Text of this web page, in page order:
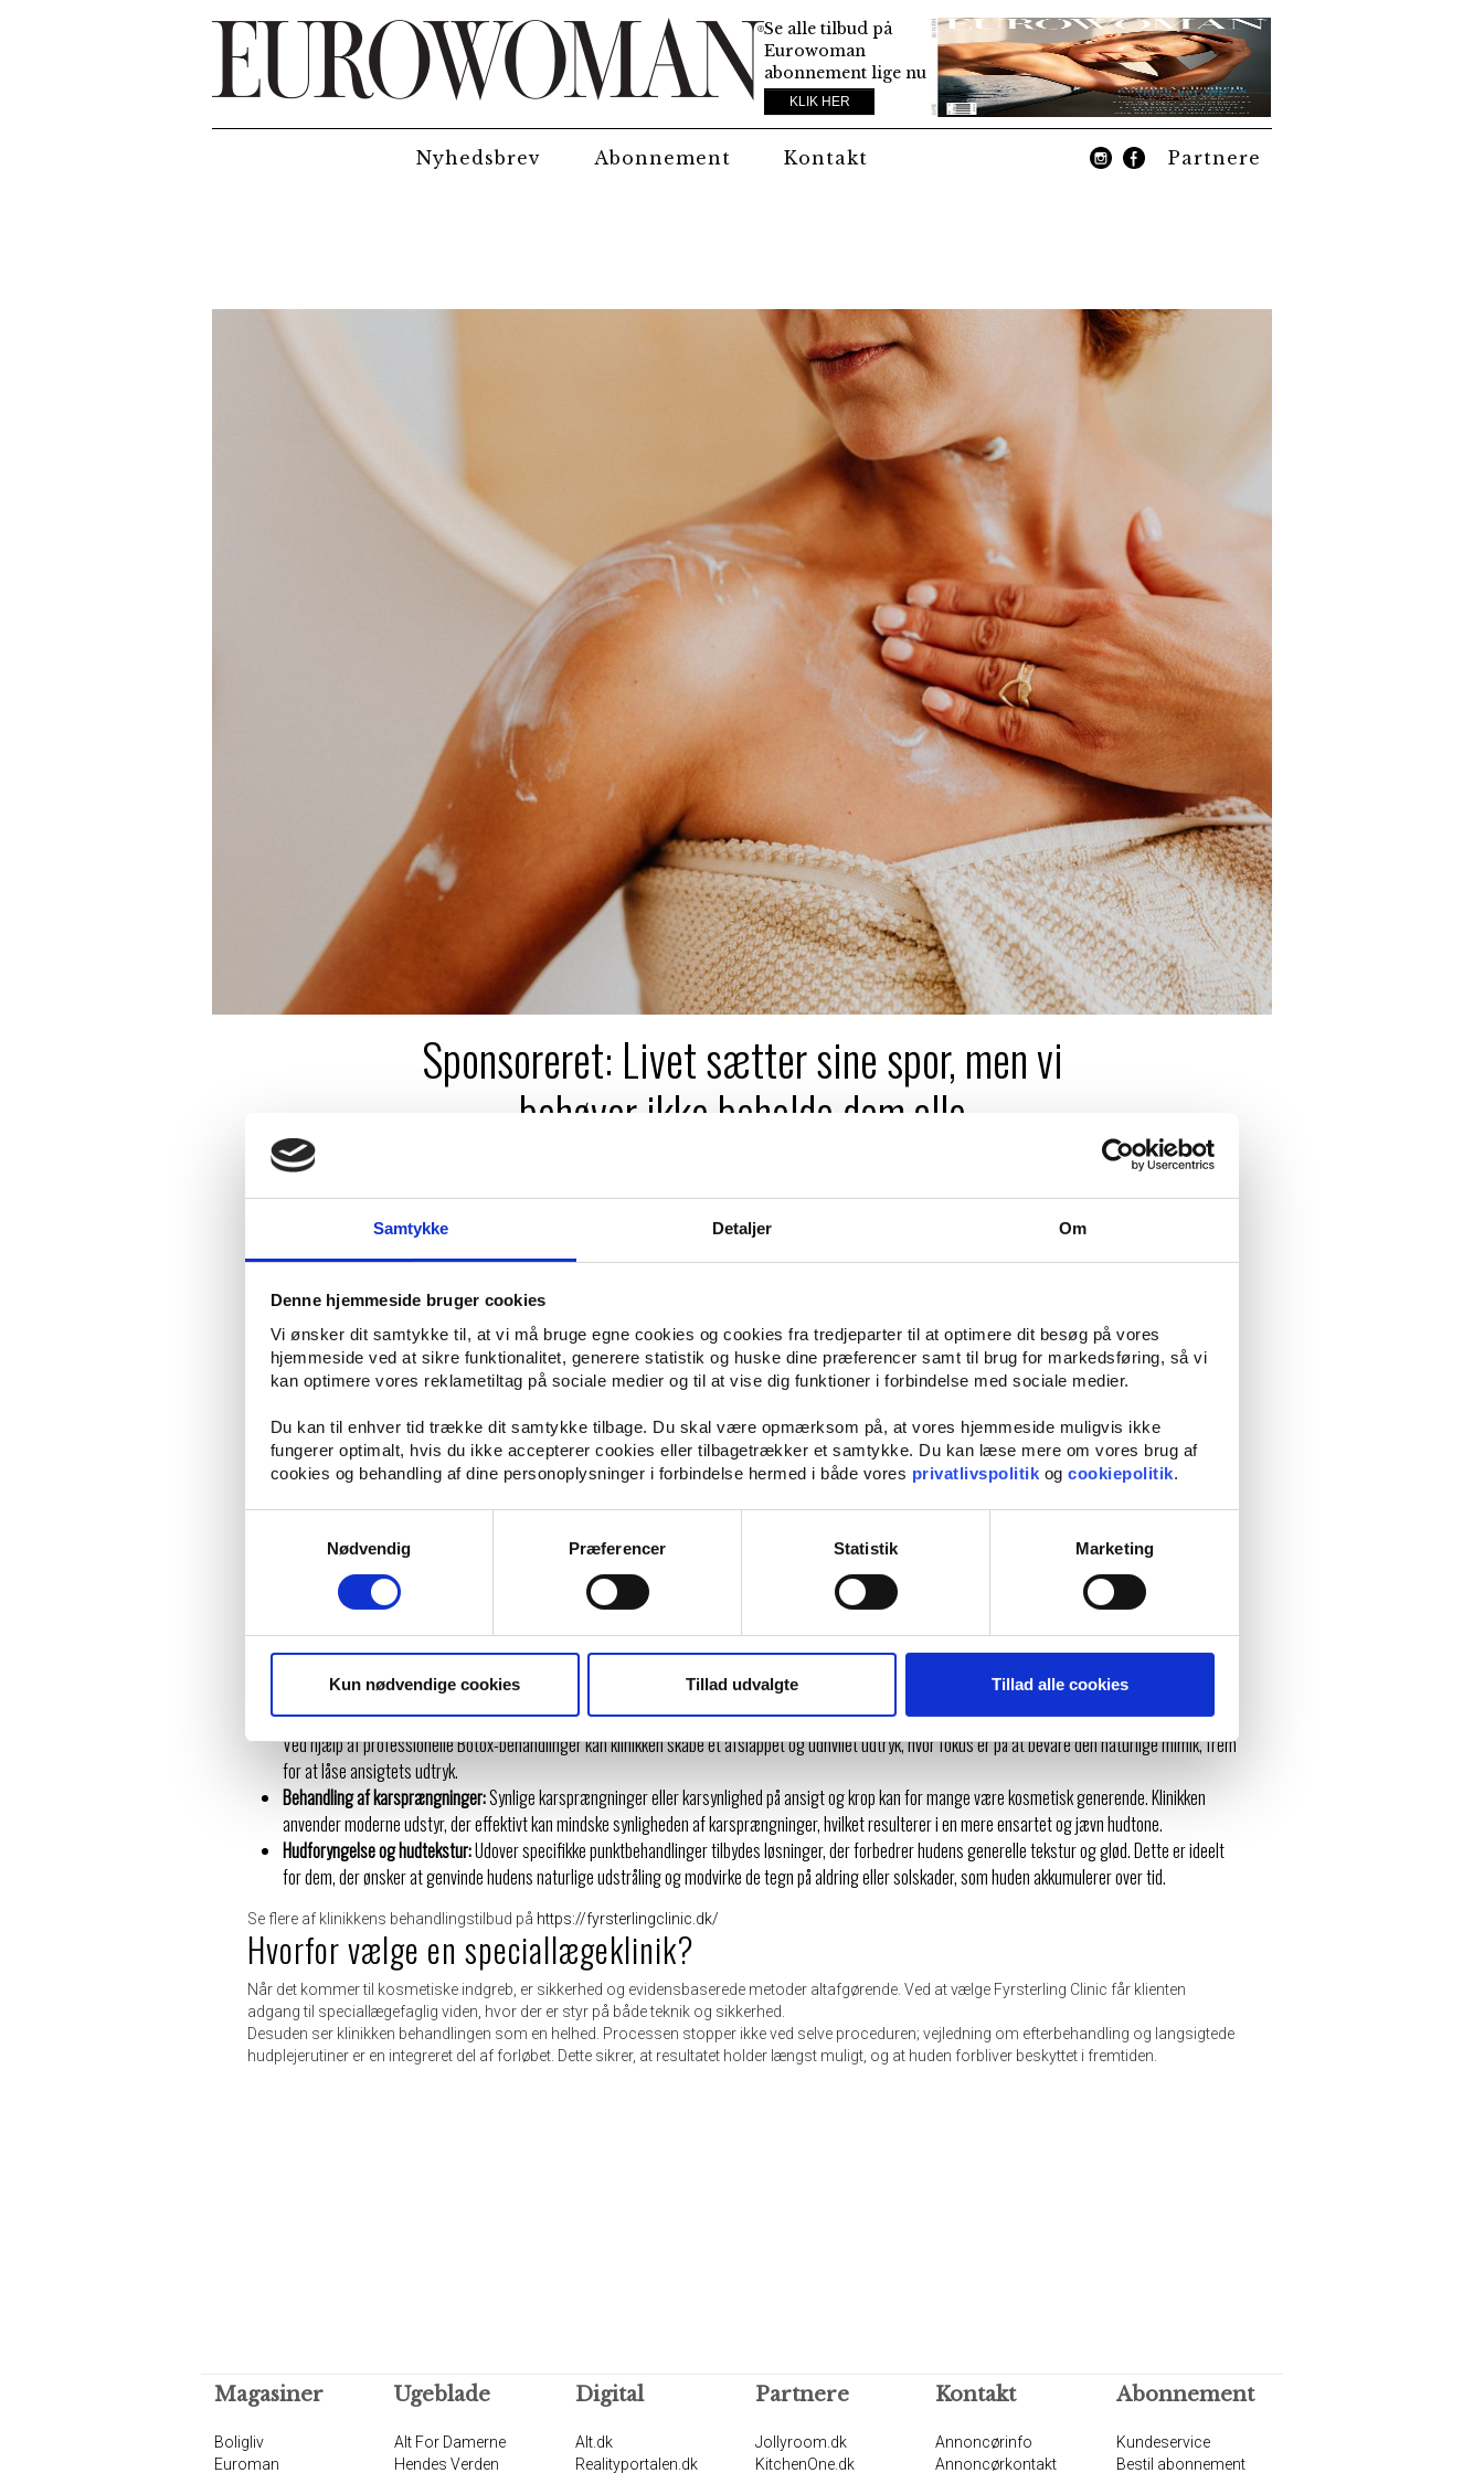
Samtykke Detaljer Om
Denne hjemmeside bruger cookies
Vi ønsker dit samtykke til, at vi må bruge egne cookies og cookies fra tredjeparter til at optimere dit besøg på vores
hjemmeside ved at sikre funktionalitet, generere statistik og huske dine præferencer samt til brug for markedsføring, så vi
kan optimere vores reklametiltag på sociale medier og til at vise dig funktioner i forbindelse med sociale medier.
Du kan til enhver tid trække dit samtykke tilbage. Du skal være opmærksom på, at vores hjemmeside muligvis ikke
fungerer optimalt, hvis du ikke accepterer cookies eller tilbagetrækker et samtykke. Du kan læse mere om vores brug af
cookies og behandling af dine personoplysninger i forbindelse hermed i både vores privatlivspolitik og cookiepolitik.
Nødvendig
Præferencer Statistik Marketing
Kun nødvendige cookies Tillad udvalgte Tillad alle cookies
Se alle tilbud på
Eurowoman
abonnement lige nu
KLIK HER
Nyhedsbrev Abonnement Kontakt Partnere
Sponsoreret: Livet sætter sine spor, men vi
behøver ikke beholde dem alle
At tage beslutningen om at få foretaget en kosmetisk behandling er ofte et ønske om at se ud, som man føler sig og ikke ligge under for
kosmetiske skader på huden.
behandling passer til dig, og hvad du realistisk kan opnå via behandlingen.
Overvejer du en behandling?
Hvis du overvejer kosmetisk behandling, er det første skridt altid en uforpligtende dialog.
Hos Fyrsterling Clinic kombineres lægefaglig ekspertise med æstetisk forståelse, hvilket gør klinikken til et populært valg for dem, der søger
trygge rammer og synlige resultater.
mål – uanset om det er rynker, kar eller generel hudforyngelse.
En individuel tilgang til kosmetiske behandlinger
Her bliver den enkelte patients behov, hudtype og ønsker kortlagt, så man sikrer, at behandlingen ikke blot fjerner et specifikt problem, men
Populære behandlinger hos Fyrsterling Clinic
Klinikken tilbyder en bred vifte af behandlinger, der er skræddersyet til at løse alt fra fine linjer til synlige karsprængninger:
Rynkebehandling og Botox:Mange søger mod klinikken for at få hjælp til mimiske rynker og fine linjer i ansigtet, f.eks. i panden eller omkring øjnene.
Ved hjælp af professionelle Botox-behandlinger kan klinikken skabe et afslappet og udhvilet udtryk, hvor fokus er på at bevare den naturlige mimik, frem
for at låse ansigtets udtryk.
Behandling af karsprængninger:Synlige karsprængninger eller karsynlighed på ansigt og krop kan for mange være kosmetisk generende. Klinikken
anvender moderne udstyr, der effektivt kan mindske synligheden af karsprængninger, hvilket resulterer i en mere ensartet og jævn hudtone.
Hudforyngelse og hudtekstur:Udover specifikke punktbehandlinger tilbydes løsninger, der forbedrer hudens generelle tekstur og glød. Dette er ideelt
for dem, der ønsker at genvinde hudens naturlige udstråling og modvirke de tegn på aldring eller solskader, som huden akkumulerer over tid.
Se flere af klinikkens behandlingstilbud på https://fyrsterlingclinic.dk/
Hvorfor vælge en speciallægeklinik?
Når det kommer til kosmetiske indgreb, er sikkerhed og evidensbaserede metoder altafgørende. Ved at vælge Fyrsterling Clinic får klienten
adgang til speciallægefaglig viden, hvor der er styr på både teknik og sikkerhed.
Desuden ser klinikken behandlingen som en helhed. Processen stopper ikke ved selve proceduren; vejledning om efterbehandling og langsigtede
hudplejerutiner er en integreret del af forløbet. Dette sikrer, at resultatet holder længst muligt, og at huden forbliver beskyttet i fremtiden.
Magasiner
Boligliv
Euroman
Ugeblade
Alt For Damerne
Hendes Verden
Digital
Alt.dk
Realityportalen.dk
Partnere
Jollyroom.dk
KitchenOne.dk
Kontakt
Annoncørinfo
Annoncørkontakt
Abonnement
Kundeservice
Bestil abonnement